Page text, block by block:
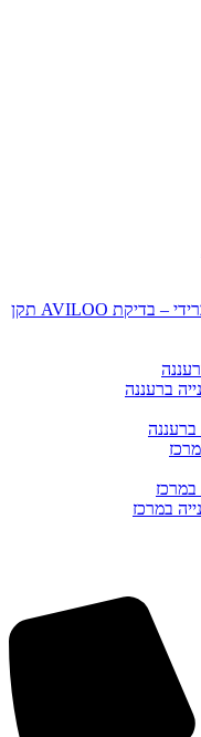
בדיקת סוללה לרכב היברידי – בדיקת AVILOO תקן
ברעננה
ברעננה
במרכז
במרכז